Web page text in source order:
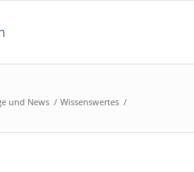
und News / Wissenswertes /